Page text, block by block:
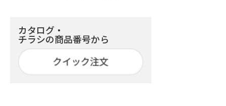
カタログ・
チラシの商品番号から